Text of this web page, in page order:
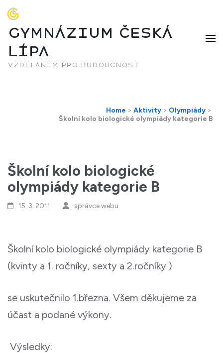
GYMNÁZIUM ČESKÁ
LÍPA
vzděláním pro budoucnost
Home > Aktivity > Olympiády >
Školní kolo biologické olympiády kategorie B
Školní kolo biologické
olympiády kategorie B
15. 3. 2011 správce webu
Školní kolo biologické olympiády kategorie B
(kvinty a 1. ročníky, sexty a 2.ročníky )
se uskutečnilo 1.března. Všem děkujeme za
účast a podané výkony.
Výsledky: